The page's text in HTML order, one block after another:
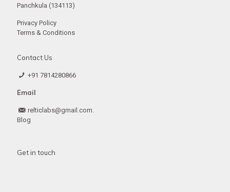
Panchkula (134113)
Privacy Policy
Terms & Conditions
Contact Us
+91 7814280866
Email
relticlabs@gmail.com.
Blog
Get in touch